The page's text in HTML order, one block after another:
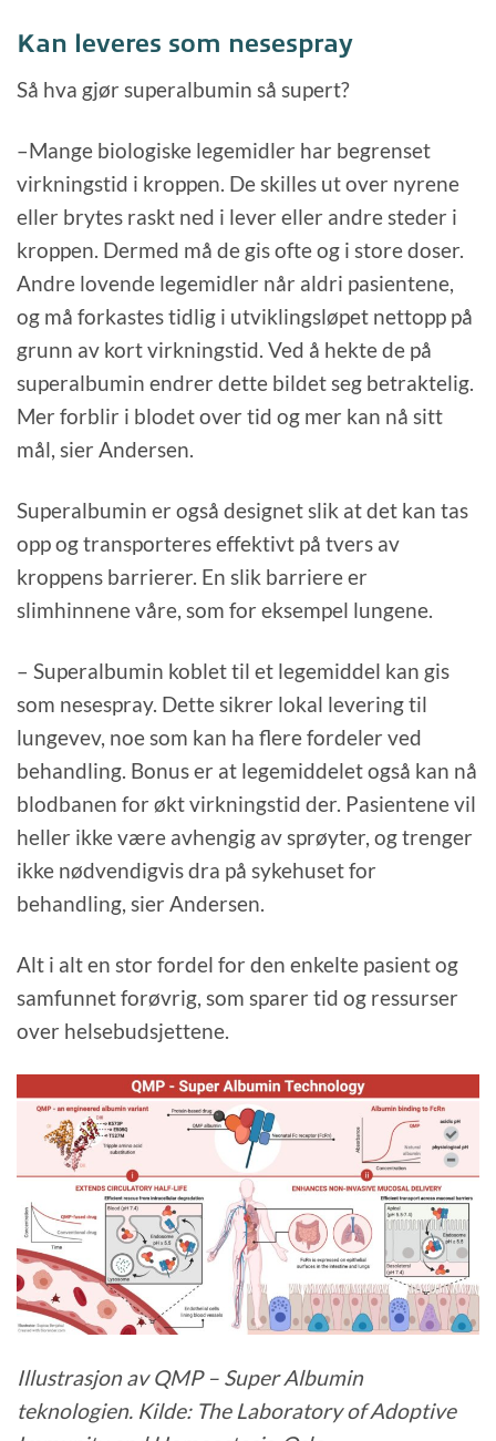
Kan leveres som nesespray
Så hva gjør superalbumin så supert?
–Mange biologiske legemidler har begrenset
virkningstid i kroppen. De skilles ut over nyrene
eller brytes raskt ned i lever eller andre steder i
kroppen. Dermed må de gis ofte og i store doser.
Andre lovende legemidler når aldri pasientene,
og må forkastes tidlig i utviklingsløpet nettopp på
grunn av kort virkningstid. Ved å hekte de på
superalbumin endrer dette bildet seg betraktelig.
Mer forblir i blodet over tid og mer kan nå sitt
mål, sier Andersen.
Superalbumin er også designet slik at det kan tas
opp og transporteres effektivt på tvers av
kroppens barrierer. En slik barriere er
slimhinnene våre, som for eksempel lungene.
– Superalbumin koblet til et legemiddel kan gis
som nesespray. Dette sikrer lokal levering til
lungevev, noe som kan ha flere fordeler ved
behandling. Bonus er at legemiddelet også kan nå
blodbanen for økt virkningstid der. Pasientene vil
heller ikke være avhengig av sprøyter, og trenger
ikke nødvendigvis dra på sykehuset for
behandling, sier Andersen.
Alt i alt en stor fordel for den enkelte pasient og
samfunnet forøvrig, som sparer tid og ressurser
over helsebudsjettene.
Illustrasjon av QMP – Super Albumin
teknologien. Kilde: The Laboratory of Adoptive